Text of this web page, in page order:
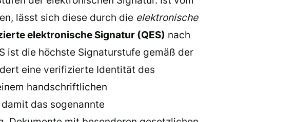
lässt sich diese durch die elektronische
elektronische Signatur (QES) nach
ist die höchste Signaturstufe gemäß der
eine verifizierte Identität des
handschriftlichen
das sogenannte